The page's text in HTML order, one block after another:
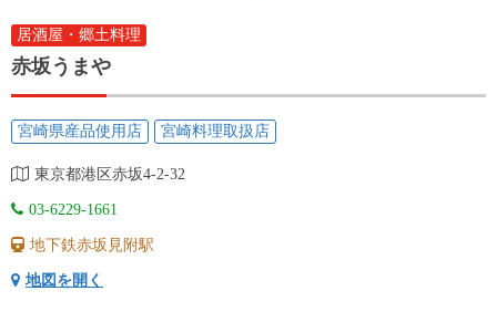
居酒屋・郷土料理
赤坂うまや
宮崎県産品使用店 宮崎料理取扱店
東京都港区赤坂4-2-32
03-6229-1661
地下鉄赤坂見附駅
地図を開く